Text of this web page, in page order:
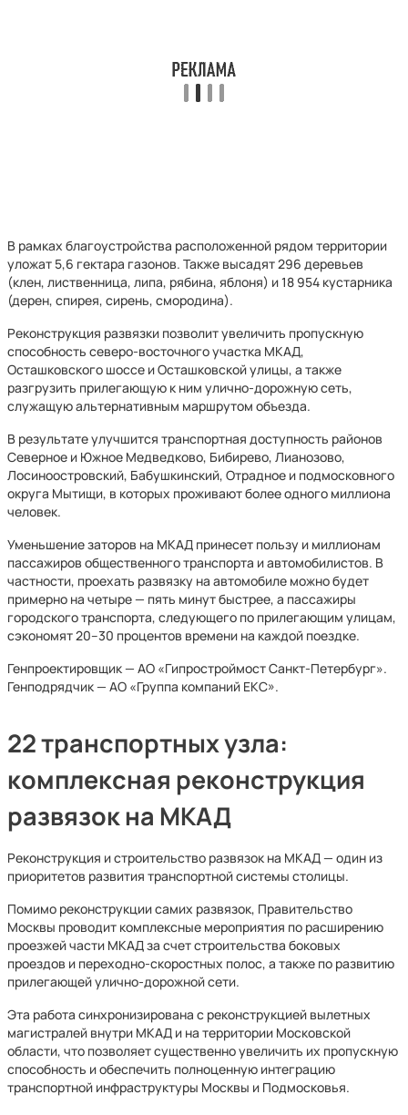
В рамках благоустройства расположенной рядом территории
уложат 5,6 гектара газонов. Также высадят 296 деревьев
(клен, лиственница, липа, рябина, яблоня) и 18 954 кустарника
(дерен, спирея, сирень, смородина).
Реконструкция развязки позволит увеличить пропускную
способность северо-восточного участка МКАД,
Осташковского шоссе и Осташковской улицы, а также
разгрузить прилегающую к ним улично-дорожную сеть,
служащую альтернативным маршрутом объезда.
В результате улучшится транспортная доступность районов
Северное и Южное Медведково, Бибирево, Лианозово,
Лосиноостровский, Бабушкинский, Отрадное и подмосковного
округа Мытищи, в которых проживают более одного миллиона
человек.
Уменьшение заторов на МКАД принесет пользу и миллионам
пассажиров общественного транспорта и автомобилистов. В
частности, проехать развязку на автомобиле можно будет
примерно на четыре — пять минут быстрее, а пассажиры
городского транспорта, следующего по прилегающим улицам,
сэкономят 20–30 процентов времени на каждой поездке.
Генпроектировщик — АО «Гипростроймост Санкт-Петербург».
Генподрядчик — АО «Группа компаний ЕКС».
22 транспортных узла:
комплексная реконструкция
развязок на МКАД
Реконструкция и строительство развязок на МКАД — один из
приоритетов развития транспортной системы столицы.
Помимо реконструкции самих развязок, Правительство
Москвы проводит комплексные мероприятия по расширению
проезжей части МКАД за счет строительства боковых
проездов и переходно-скоростных полос, а также по развитию
прилегающей улично-дорожной сети.
Эта работа синхронизирована с реконструкцией вылетных
магистралей внутри МКАД и на территории Московской
области, что позволяет существенно увеличить их пропускную
способность и обеспечить полноценную интеграцию
транспортной инфраструктуры Москвы и Подмосковья.